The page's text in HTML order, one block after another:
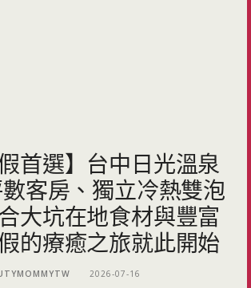
假首選】台中日光溫泉
客房、獨立冷熱雙泡
大坑在地食材與豐富
的療癒之旅就此開始
2026-07-16